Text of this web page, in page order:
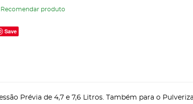
Recomendar produto
Save
Prévia de 4,7 e 7,6 Litros. Também para o